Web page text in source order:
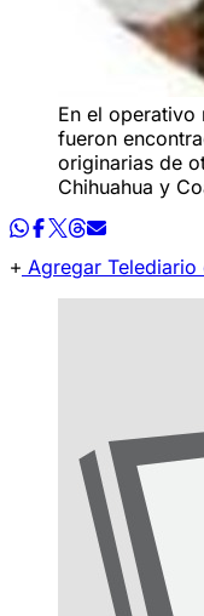
En el operativo
fueron
originarias de
Chihuahua y
Agregar Telediario